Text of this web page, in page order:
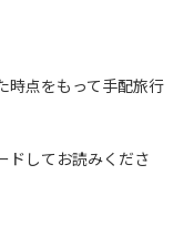
。
降らなくても、上
、水の濁りに注意
遊びを中止する。
川についての注意
時点をもって手配旅行
ドしてお読みくださ